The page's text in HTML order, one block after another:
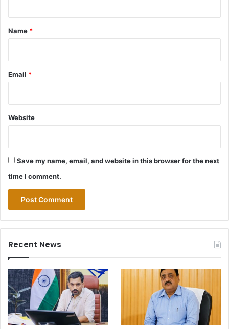
*
Name *
Email *
Website
Save my name, email, and website in this browser for the next
time I comment.
Recent News